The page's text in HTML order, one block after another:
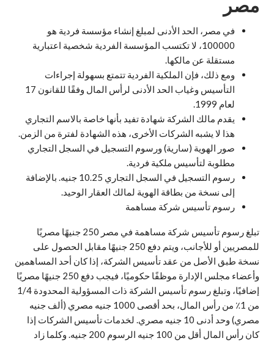
مصر
في مصر، الحد الأدنى لمبلغ إنشاء مؤسسة فردية هو
100000، لا تكتسب المؤسسة الفردية شخصية اعتبارية
مستقلة عن مالكها.
ومع ذلك، فإن الملكية الفردية تتمتع بسهولة إجراءات
التأسيس وغياب الحد الأدنى لرأس المال وفقًا للقانون 17
لعام 1999.
يقدم مالك الشركة شهادة تفيد بأنها خاصة بالاسم التجاري
هذا لا يشبه الشركات الأخرى، هذه الشهادة لفترة من الزمن.
صور الهوية (سارية) ورسوم التسجيل في السجل التجاري
مطلوبة لتأسيس ملكية فردية.
رسوم التسجيل في السجل التجاري 10.25 جنيه. بالإضافة
إلى نسخة من بطاقة الهوية لمالك العقار الوحيد.
رسوم تأسيس شركة مساهمة
تبلغ رسوم تأسيس شركة مساهمة في مصر 250 جنيهًا مصريًا
للمصريين أو للأجانب، ويتم دفع 250 جنيهًا مقابل الحصول على
نسخة طبق الأصل من عقد تأسيس الشركة، إذا كان أحد المساهمين
وأعضاء مجلس الإدارة موظفًا حكوميًا، فيجب دفع 250 جنيهًا مصريًا
إضافيًا، وتبلغ رسوم تأسيس الشركة ذات المسؤولية المحدودة 1/4
من 1٪ من رأس المال، بحد أقصى 1000 جنيه مصري (ألف جنيه
مصري) وحد أدنى 10 جنيه مصري. لخدمات تأسيس الشركات إذا
كان رأس المال أقل من 100 جنيه الرسوم 200 جنيه. وكلما زاد